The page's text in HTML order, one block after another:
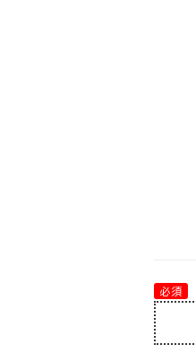
必須